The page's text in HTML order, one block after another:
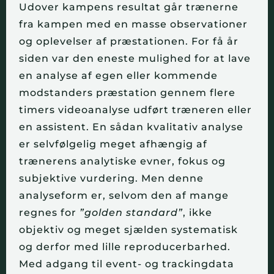
Udover kampens resultat går trænerne
fra kampen med en masse observationer
og oplevelser af præstationen. For få år
siden var den eneste mulighed for at lave
en analyse af egen eller kommende
modstanders præstation gennem flere
timers videoanalyse udført træneren eller
en assistent. En sådan kvalitativ analyse
er selvfølgelig meget afhængig af
trænerens analytiske evner, fokus og
subjektive vurdering. Men denne
analyseform er, selvom den af mange
regnes for ”golden standard”, ikke
objektiv og meget sjælden systematisk
og derfor med lille reproducerbarhed.
Med adgang til event- og trackingdata